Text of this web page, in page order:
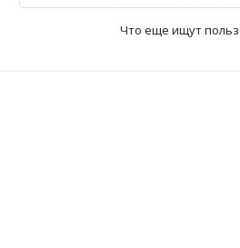
Что еще ищут